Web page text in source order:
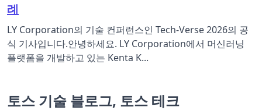
례
LY Corporation의 기술 컨퍼런스인 Tech-Verse 2026의 공
식 기사입니다.안녕하세요. LY Corporation에서 머신러닝
플랫폼을 개발하고 있는 Kenta K...
토스 기술 블로그, 토스 테크